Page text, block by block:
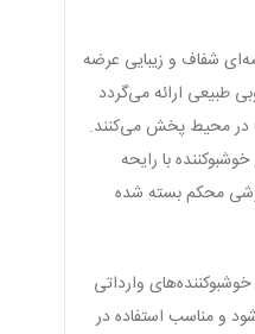
شفاف و زیبایی عرضه
طبیعی ارائه می‌گردد
در محیط پخش می‌کنند.
مایع خوشبوکننده با رایحه
محکم بسته شده
وارداتی
و مناسب استفاده در